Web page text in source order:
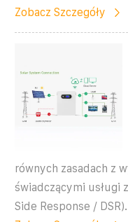
Zobacz Szczegóły
równych zasadach z
świadczącymi usługi
Side Response / DSR).